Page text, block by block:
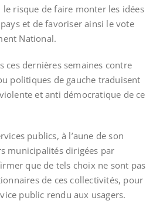
risque de faire monter les idées
et de favoriser ainsi le vote
National.
ces dernières semaines contre
politiques de gauche traduisent
et anti démocratique de ce
publics, à l’aune de son
municipalités dirigées par
que de tels choix ne sont pas
de ces collectivités, pour
public rendu aux usagers.